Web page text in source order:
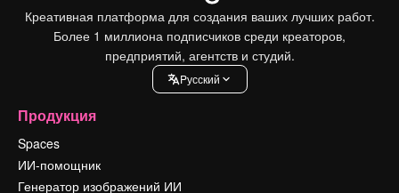
Креативная платформа для создания ваших лучших работ.
Более 1 миллиона подписчиков среди креаторов,
предприятий, агентств и студий.
Pусский
Продукция
Spaces
ИИ-помощник
Генератор изображений ИИ